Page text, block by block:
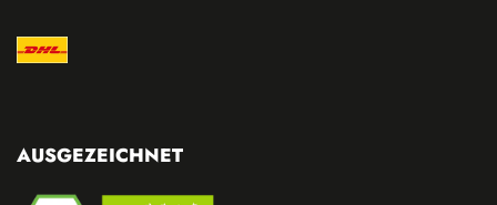
AUSGEZEICHNET